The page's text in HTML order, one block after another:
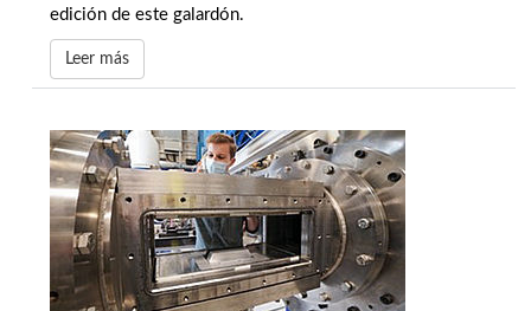
edición de este galardón.
Leer más